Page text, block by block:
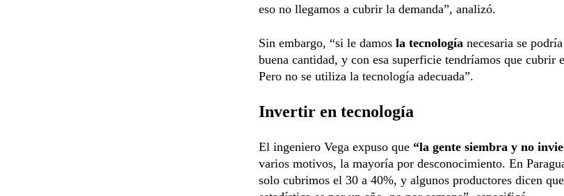
eso no llegamos a cubrir la demanda”, analizó.
Sin embargo, “si le damos la tecnología necesaria se
buena cantidad, y con esa superficie tendríamos que cubrir
Pero no se utiliza la tecnología adecuada”.
Invertir en tecnología
El ingeniero Vega expuso que “la gente siembra y no
varios motivos, la mayoría por desconocimiento. En
solo cubrimos el 30 a 40%, y algunos productores dicen